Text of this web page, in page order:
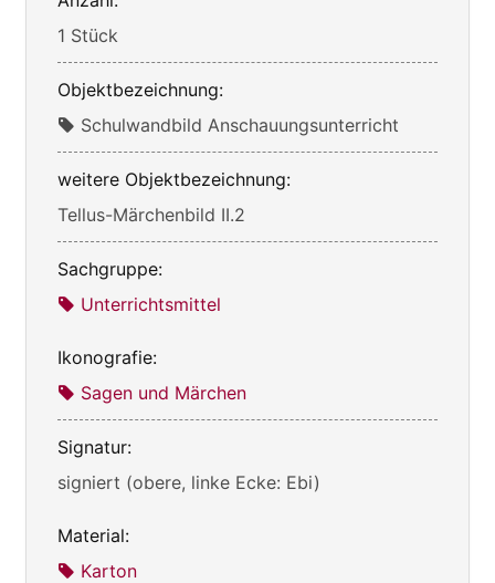
1 Stück
Objektbezeichnung:
Schulwandbild Anschauungsunterricht
weitere Objektbezeichnung:
Tellus-Märchenbild II.2
Sachgruppe:
Unterrichtsmittel
Ikonografie:
Sagen und Märchen
Signatur:
signiert (obere, linke Ecke: Ebi)
Material:
Karton